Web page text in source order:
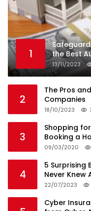
1
the Best
13/11/2023
2
The Pros
Companies
18/10/2023
3
Shopping
Booking a
09/03/2020
4
5 Surprising
Never Knew
22/07/2023
Cyber